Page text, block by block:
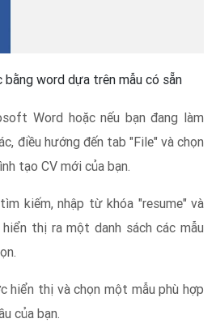
bằng word dựa trên mẫu có sẵn
Word hoặc nếu bạn đang làm
điều hướng đến tab "File" và chọn
tạo CV mới của bạn.
kiếm, nhập từ khóa "resume" và
thị ra một danh sách các mẫu
hiển thị và chọn một mẫu phù hợp
của bạn.